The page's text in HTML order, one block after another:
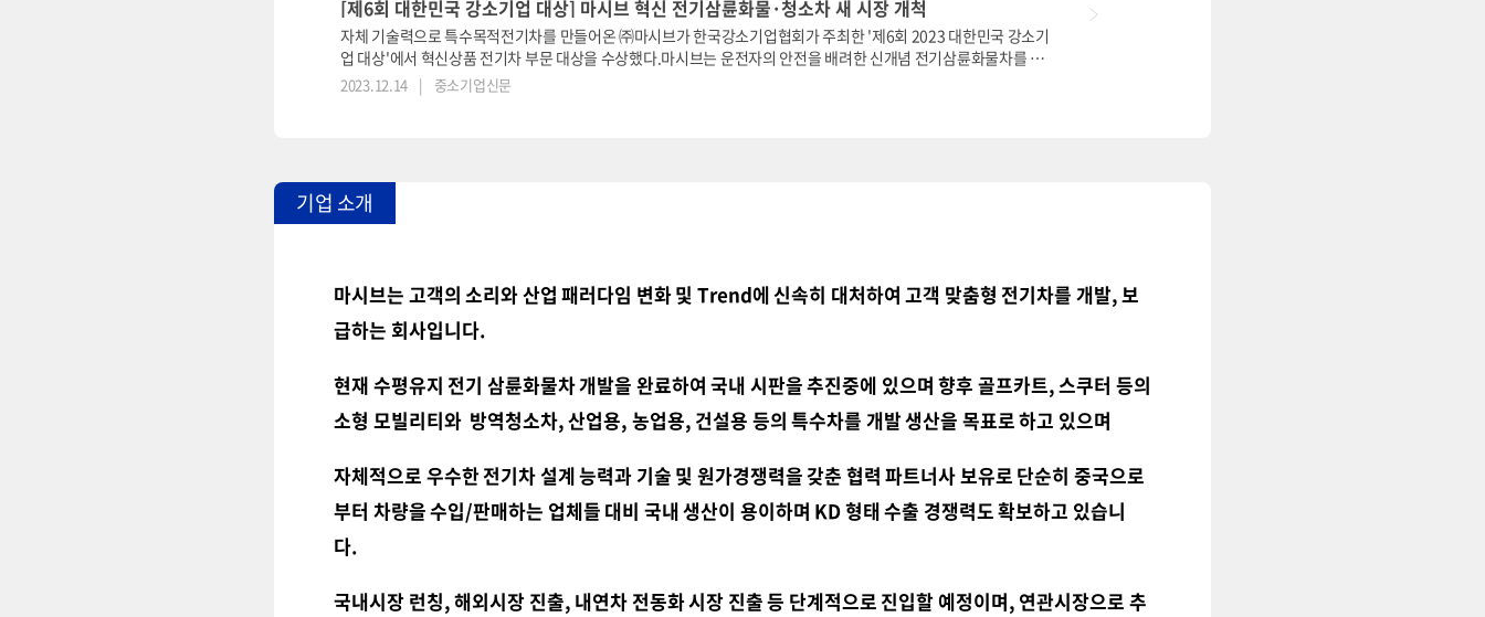
[제6회 대한민국 강소기업 대상] 마시브 혁신 전기삼륜화물·청소차 새 시장 개척
자체 기술력으로 특수목적전기차를 만들어온 ㈜마시브가 한국강소기업협회가 주최한 '제6회 2023 대한민국 강소기
업 대상'에서 혁신상품 전기차 부문 대상을 수상했다.마시브는 운전자의 안전을 배려한 신개념 전기삼륜화물차를 개
발했다. 해당 차량은 별도 특허를 출원한 화물칸 수평유지 기능을 보유하고 있다. 어떤 조건에서도 화물의 수평을 유지
가능하고 급한 코너링에도 안정성을 갖췄다.최근에는 화물차로 운반해야 하는 물류가 다양화돼 시장 환경도 새롭게
2023.12.14 | 중소기업신문
기업 소개
마시브는 고객의 소리와 산업 패러다임 변화 및 Trend에 신속히 대처하여 고객 맞춤형 전기차를 개발,보
급하는 회사입니다.
현재 수평유지 전기 삼륜화물차 개발을 완료하여 국내 시판을 추진중에 있으며 향후 골프카트, 스쿠터 등의
소형 모빌리티와 방역청소차, 산업용, 농업용, 건설용 등의 특수차를 개발 생산을 목표로 하고 있으며
자체적으로 우수한 전기차 설계 능력과 기술 및 원가경쟁력을 갖춘 협력 파트너사 보유로 단순히 중국으로
부터 차량을 수입/판매하는 업체들 대비 국내 생산이 용이하며 KD형태 수출 경쟁력도 확보하고 있습니
다.
국내시장 런칭,해외시장 진출, 내연차 전동화 시장 진출 등 단계적으로 진입할 예정이며, 연관시장으로 추